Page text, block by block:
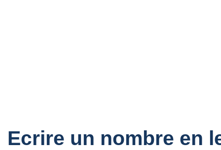
Ecrire un nombre en